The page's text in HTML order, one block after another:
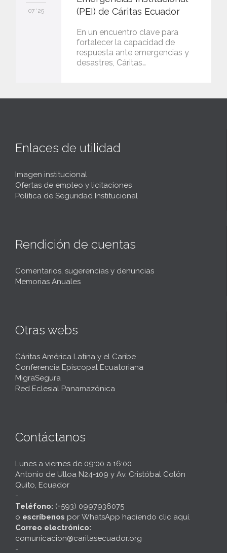
07 '25
(PEI) de Cáritas Ecuador
En un encuentro clave para
fortalecer la capacidad de
respuesta ante emergencias y
desastres, Cáritas…
Enlaces de utilidad
Imagen institucional
Ofertas de empleo y licitaciones
Política de Seguridad Institucional
Rendición de cuentas
Comentarios, sugerencias y denuncias
Memorias Anuales
Otras webs
Cáritas América Latina y el Caribe
Conferencia Episcopal Ecuatoriana
MigraSegura
Red Eclesial Panamazónica
Contáctanos
Lunes a viernes de 09:00 a 16:00
Antonio de Ulloa N24-109 y Av. Cristóbal Colón
Quito, Ecuador
-
Teléfono: (+593) 0997936075
o escríbenos por WhatsApp haciendo clic aquí.
Correo electrónico:
comunicacion@caritasecuador.org
-